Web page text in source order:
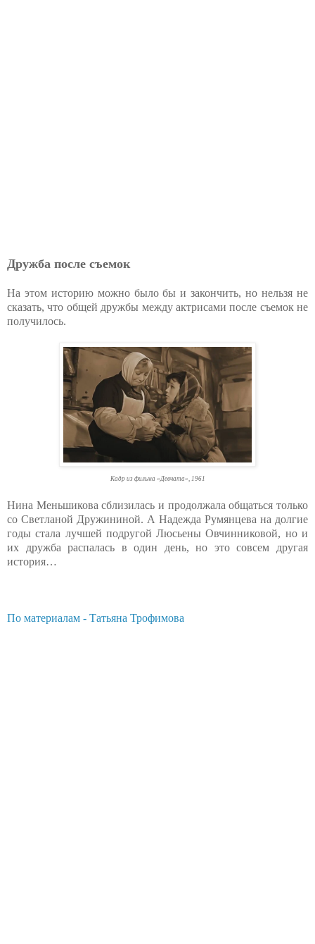
Дружба после съемок
На этом историю можно было бы и закончить, но нельзя не
сказать, что общей дружбы между актрисами после съемок не
получилось.
Кадр из фильма «Девчата», 1961
Нина Меньшикова сблизилась и продолжала общаться только
со Светланой Дружининой. А Надежда Румянцева на долгие
годы стала лучшей подругой Люсьены Овчинниковой, но и
их дружба распалась в один день, но это совсем другая
история…
По материалам - Татьяна Трофимова